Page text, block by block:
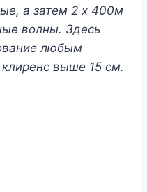
а затем 2 х 400м
волны. Здесь
любым
выше 15 см.